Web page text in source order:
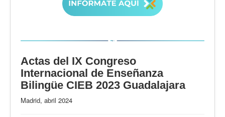
Actas del IX Congreso
Internacional de Enseñanza
Bilingüe CIEB 2023 Guadalajara
Madrid, abril 2024